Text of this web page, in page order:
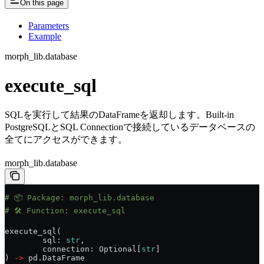
On this page
Parameters
Example
morph_lib.database
execute_sql
SQLを実行して結果のDataFrameを返却します。Built-in
PostgreSQLとSQL Connectionで接続しているデータベースの
全てにアクセスができます。
morph_lib.database
# 📦 Package: morph_lib.database
# 🛠️ Function: execute_sql
execute_sql(
	sql:
str ,
	connection: Optional[
str
)
-> pd.DataFrame